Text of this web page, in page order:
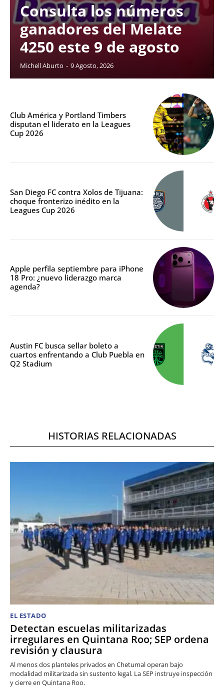
Consulta los números
ganadores del Melate
4250 este 9 de agosto
Michell Aburto - 9 Agosto, 2026
Club América y Portland Timbers
disputan el liderato en la Leagues
Cup 2026
San Diego FC contra Xolos de Tijuana:
choque fronterizo inédito en la
Leagues Cup 2026
Apple perfila septiembre para iPhone
18 Pro: ¿nuevo liderazgo marca
agenda?
Austin FC busca sellar boleto a
cuartos enfrentando a Club Puebla en
Q2 Stadium
HISTORIAS RELACIONADAS
EL ESTADO
Detectan escuelas militarizadas
irregulares en Quintana Roo; SEP ordena
revisión y clausura
Al menos dos planteles privados en Chetumal operan bajo
modalidad militarizada sin sustento legal. La SEP instruye inspección
y cierre en Quintana Roo.